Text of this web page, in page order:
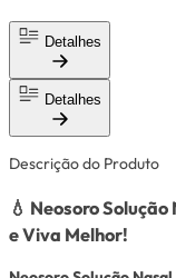
Detalhes
Detalhes
Descrição do Produto
💧 Neosoro
e Viva Melhor!